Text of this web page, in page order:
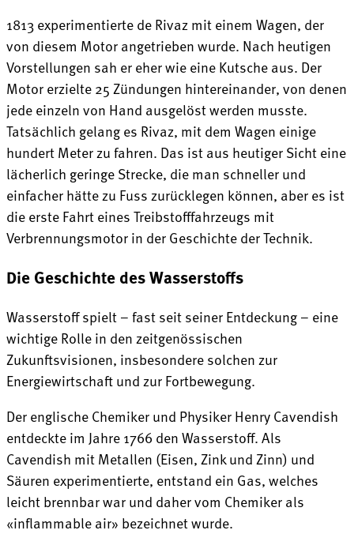
1813 experimentierte de Rivaz mit einem Wagen, der
von diesem Motor angetrieben wurde. Nach heutigen
Vorstellungen sah er eher wie eine Kutsche aus. Der
Motor erzielte 25 Zündungen hintereinander, von denen
jede einzeln von Hand ausgelöst werden musste.
Tatsächlich gelang es Rivaz, mit dem Wagen einige
hundert Meter zu fahren. Das ist aus heutiger Sicht eine
lächerlich geringe Strecke, die man schneller und
einfacher hätte zu Fuss zurücklegen können, aber es ist
die erste Fahrt eines Treibstofffahrzeugs mit
Verbrennungsmotor in der Geschichte der Technik.
Die Geschichte des Wasserstoffs
Wasserstoff spielt – fast seit seiner Entdeckung – eine
wichtige Rolle in den zeitgenössischen
Zukunftsvisionen, insbesondere solchen zur
Energiewirtschaft und zur Fortbewegung.
Der englische Chemiker und Physiker Henry Cavendish
entdeckte im Jahre 1766 den Wasserstoff. Als
Cavendish mit Metallen (Eisen, Zink und Zinn) und
Säuren experimentierte, entstand ein Gas, welches
leicht brennbar war und daher vom Chemiker als
«inflammable air» bezeichnet wurde.